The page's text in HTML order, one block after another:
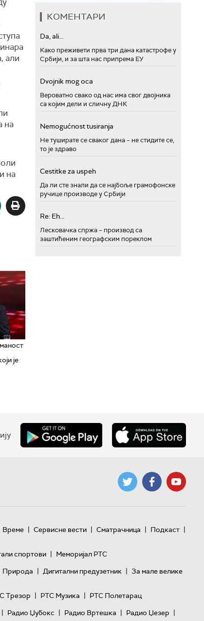
али
на
на
је
КОМЕНТАРИ
Da, ali...
Како преживети прва три дана катастрофе у
Србији, и за шта нас припрема ЕУ
Dvojnik mog oca
Вероватно свако од нас има свог двојника
са којим дели и сличну ДНК
Nemogućnost tusiranja
Не туширате се сваког дана – не стидите се,
то је здраво
Cestitke za uspeh
Да ли сте знали да се најбоље грамофонске
ручице производе у Србији
Re: Eh...
Лесковачка спржа – производ са
заштићеним географским пореклом
Време | Сервисне вести | Сматрачница | Подкаст |
спортови | Меморијал РТС
Природа | Дигитални предузетник | За мале велике
Трезор | РТС Музика | РТС Полетарац
| Радио Џубокс | Радио Вртешка | Радио Џезер |